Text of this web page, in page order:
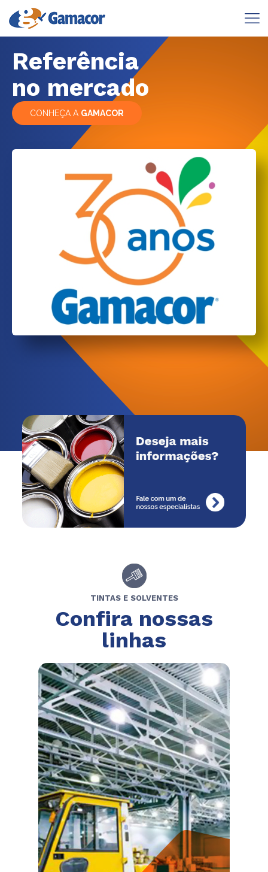
Referência
no mercado
CONHEÇA A GAMACOR
TINTAS E SOLVENTES
Confira nossas
linhas